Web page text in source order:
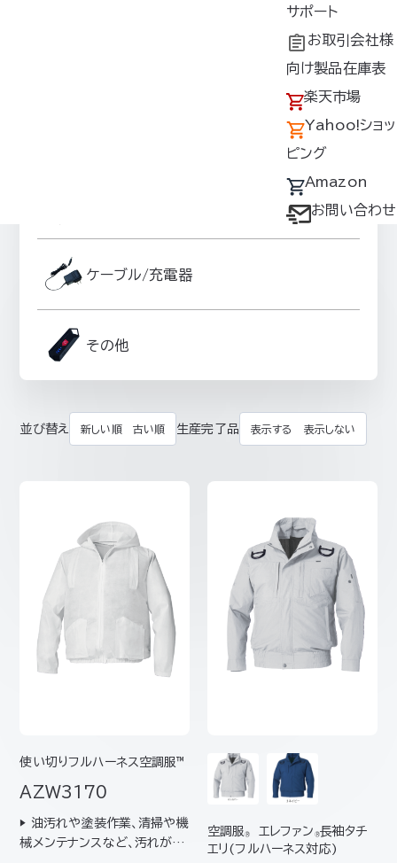
工場シミュレーシ
ョン
開発秘話
企業理念
会社概要
会社沿革
アクセス
採用情報
サポート
よくあるご質問
不要なバッテリー
の回収について
デバイス・ファン
オプション対応表
取扱説明書ダウ
ンロードサービス
ユーザー登録
お取引会社様
向け製品在庫表
楽天市場
Yahoo!ショッ
ピング
Amazon
お問い合わせ
ケーブル/充電器
その他
並び替え 新しい順 古い順 生産完了品 表示する 表示しない
使い切りフルハーネス空調服™
AZW3170
▶ 油汚れや塗装作業、清掃や機
械メンテナンスなど、汚れが気
空調服® エレファン ®長袖タチ
エリ(フルハーネス対応)